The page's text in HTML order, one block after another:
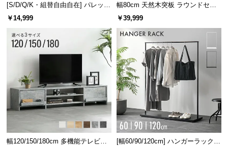
[S/D/Q/K・組替自由自在] パレット
ベッド 8/12/16枚セット
￥14,999
幅80cm 天然木突板 ラウンドセン
ターテーブル 美しい格子デザイン
￥39,999
幅120/150/180cm 多機能テレビボ
[幅60/90/120cm] ハンガーラック